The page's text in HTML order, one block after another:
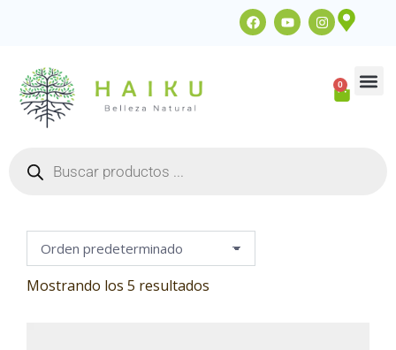
0
Mostrando los 5 resultados